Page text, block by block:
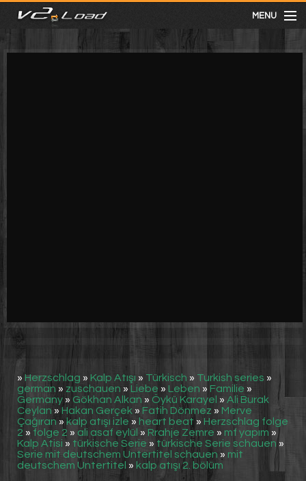
MENU
meist gesehen
» Herzschlag » Kalp Atışı » Türkisch » Turkish series »
german » zuschauen » Liebe » Leben » Familie »
Germany » Gökhan Alkan » Öykü Karayel » Ali Burak
Ceylan » Hakan Gerçek » Fatih Dönmez » Merve
Çağıran » kalp atışı izle » heart beat » Herzschlag folge
2 » folge 2 » ali asaf eylül » Rrahje Zemre » mf yapım »
Kalp Atisi » türkische Serie » türkische Serie schauen »
Serie mit deutschem Untertitel schauen » mit
deutschem Untertitel » kalp atışı 2. bölüm